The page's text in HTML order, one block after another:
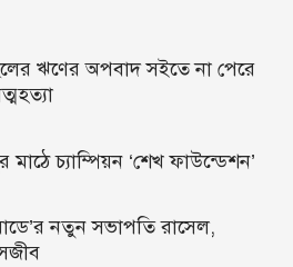
ঋণের অপবাদ সইতে না পেরে
মাঠে চ্যাম্পিয়ন ‘শেখ ফাউন্ডেশন’
নতুন সভাপতি রাসেল,